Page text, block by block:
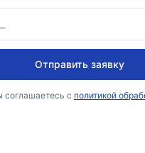
Отправить заявку
соглашаетесь с политикой